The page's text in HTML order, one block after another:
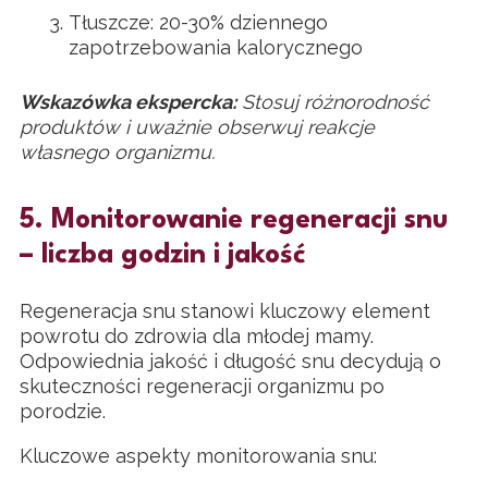
Tłuszcze: 20-30% dziennego
zapotrzebowania kalorycznego
Wskazówka ekspercka: Stosuj różnorodność
produktów i uważnie obserwuj reakcje
własnego organizmu.
5. Monitorowanie regeneracji snu
– liczba godzin i jakość
Regeneracja snu stanowi kluczowy element
powrotu do zdrowia dla młodej mamy.
Odpowiednia jakość i długość snu decydują o
skuteczności regeneracji organizmu po
porodzie.
Kluczowe aspekty monitorowania snu: